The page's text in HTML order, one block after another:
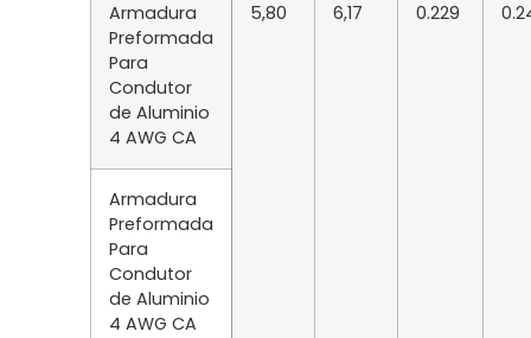
Armadura
Preformada
Para
Condutor
de Aluminio
4 AWG CA
5,80 6,17 0.229
Armadura
Preformada
Para
Condutor
de Aluminio
4 AWG CA